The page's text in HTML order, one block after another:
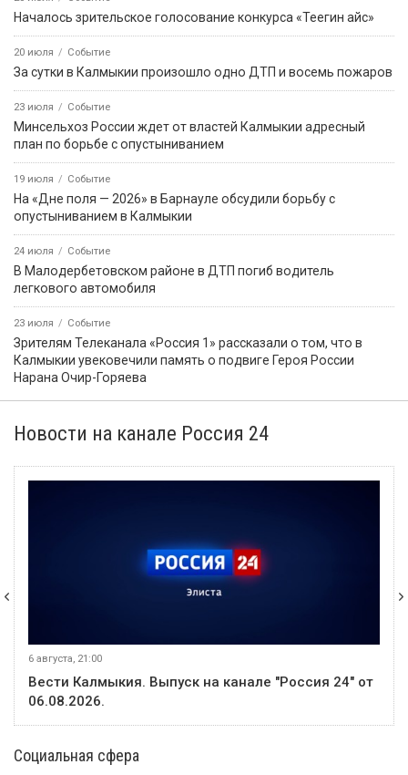
Началось зрительское голосование конкурса «Теегин айс»
20 июля Событие
За сутки в Калмыкии произошло одно ДТП и восемь пожаров
23 июля Событие
Минсельхоз России ждет от властей Калмыкии адресный
план по борьбе с опустыниванием
19 июля Событие
На «Дне поля — 2026» в Барнауле обсудили борьбу с
опустыниванием в Калмыкии
24 июля Событие
В Малодербетовском районе в ДТП погиб водитель
легкового автомобиля
23 июля Событие
Зрителям Телеканала «Россия 1» рассказали о том, что в
Калмыкии увековечили память о подвиге Героя России
Нарана Очир-Горяева
Новости на канале Россия 24
6 августа, 21:00
Вести Калмыкия. Выпуск на канале "Россия 24" от
06.08.2026.
Социальная сфера